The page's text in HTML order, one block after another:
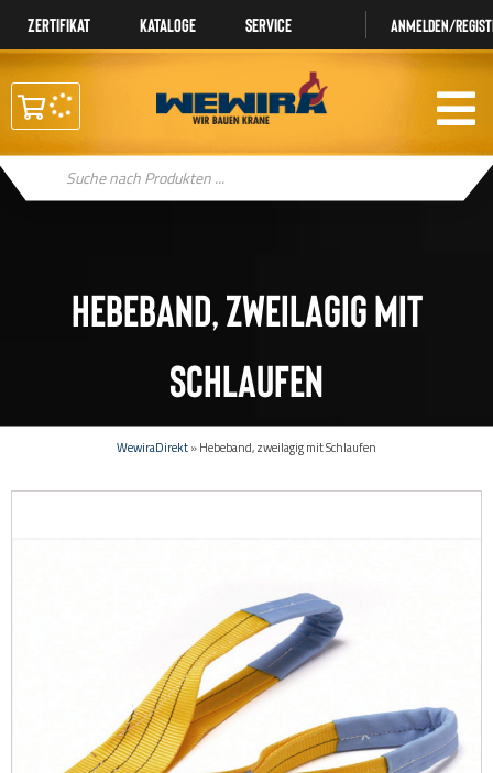
Zertifikat Kataloge Service Anmelden/
Products
search
Hebeband, zweilagig mit
Schlaufen
WewiraDirekt»Hebeband, zweilagig mit Schlaufen